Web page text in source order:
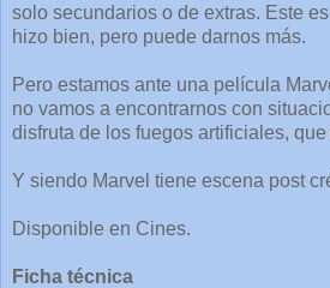
solo secundarios o de extras. Este
hizo bien, pero puede darnos más.
Pero estamos ante una película
no vamos a encontrarnos con
disfruta de los fuegos artificiales,
Y siendo Marvel tiene escena post
Disponible en Cines.
Ficha técnica